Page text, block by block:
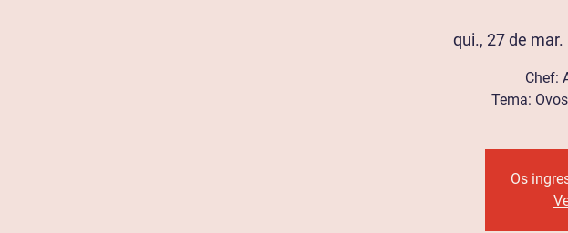
qui., 27 de mar.
Chef:
Tema:
Os